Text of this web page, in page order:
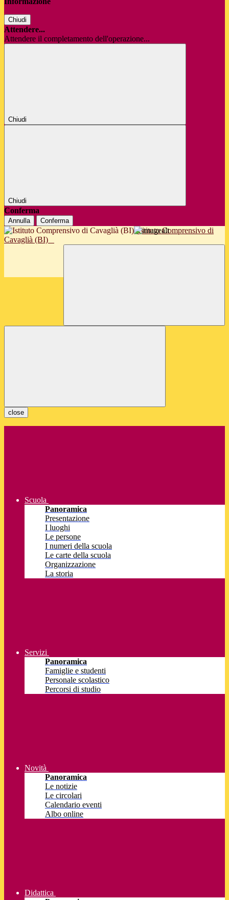
Chiudi
Attendere...
Attendere il completamento dell'operazione...
Chiudi
Chiudi
Conferma
Annulla Conferma
Istituto Comprensivo di
Cavaglià (BI)
close
Scuola
Panoramica
Presentazione
I luoghi
Le persone
I numeri della scuola
Le carte della scuola
Organizzazione
La storia
Servizi
Panoramica
Famiglie e studenti
Personale scolastico
Percorsi di studio
Novità
Panoramica
Le notizie
Le circolari
Calendario eventi
Albo online
Didattica